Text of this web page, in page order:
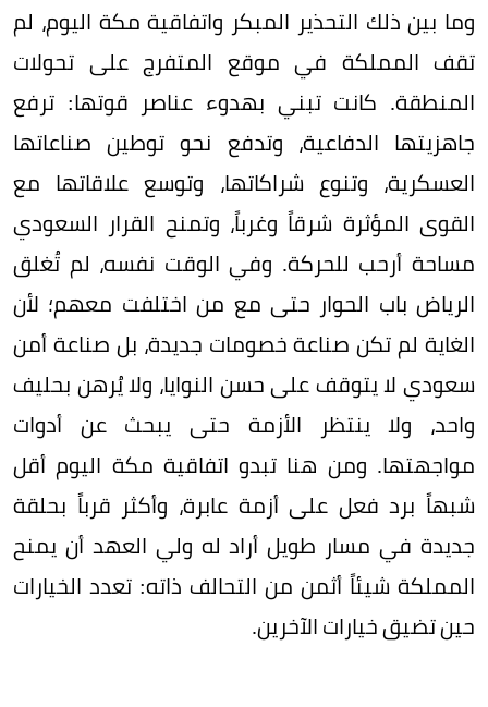
وما بين ذلك التحذير المبكر واتفاقية مكة اليوم، لم
تقف المملكة في موقع المتفرج على تحولات
المنطقة. كانت تبني بهدوء عناصر قوتها: ترفع
جاهزيتها الدفاعية، وتدفع نحو توطين صناعاتها
العسكرية، وتنوع شراكاتها، وتوسع علاقاتها مع
القوى المؤثرة شرقاً وغرباً، وتمنح القرار السعودي
مساحة أرحب للحركة. وفي الوقت نفسه، لم تُغلق
الرياض باب الحوار حتى مع من اختلفت معهم؛ لأن
الغاية لم تكن صناعة خصومات جديدة، بل صناعة أمن
سعودي لا يتوقف على حسن النوايا، ولا يُرهن بحليف
واحد، ولا ينتظر الأزمة حتى يبحث عن أدوات
مواجهتها. ومن هنا تبدو اتفاقية مكة اليوم أقل
شبهاً برد فعل على أزمة عابرة، وأكثر قرباً بحلقة
جديدة في مسار طويل أراد له ولي العهد أن يمنح
المملكة شيئاً أثمن من التحالف ذاته: تعدد الخيارات
حين تضيق خيارات الآخرين.